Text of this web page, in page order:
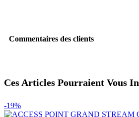
Commentaires des clients
Ces Articles Pourraient Vous
-19%